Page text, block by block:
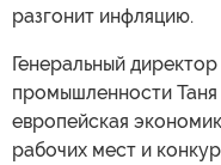
разгонит инфляцию.
Генеральный
промышленности Таня
европейская
рабочих мест и